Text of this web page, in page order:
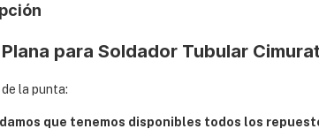
para Soldador Tubular
la punta:
que tenemos disponibles todos los